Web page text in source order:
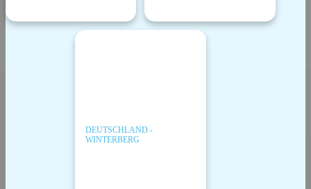
DEUTSCHLAND -
WINTERBERG